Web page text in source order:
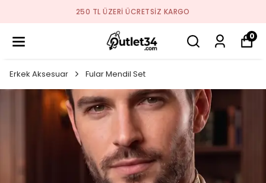
250 TL ÜZERI ÜCRETSIZ KARGO
0
Erkek Aksesuar Fular Mendil Set